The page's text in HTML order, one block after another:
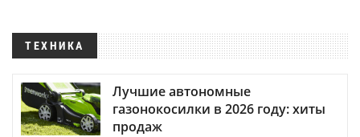
ТЕХНИКА
Лучшие автономные
газонокосилки в 2026 году: хиты
продаж